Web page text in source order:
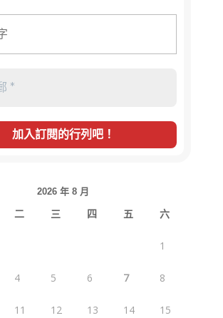
2026 年 8 月
二 三 四 五 六
1
4 5 6 7 8
11 12 13 14 15